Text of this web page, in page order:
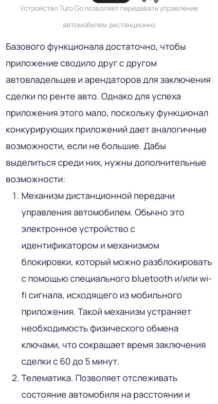
Устройство Turo Go позволяет передавать управление
автомобилем дистанционно
Базового функционала достаточно, чтобы
приложение сводило друг с другом
автовладельцев и арендаторов для заключения
сделки по ренте авто. Однако для успеха
приложения этого мало, поскольку функционал
конкурирующих приложений дает аналогичные
возможности, если не большие. Дабы
выделиться среди них, нужны дополнительные
возможности:
Механизм дистанционной передачи
управления автомобилем. Обычно это
электронное устройство с
идентификатором и механизмом
блокировки, который можно разблокировать
с помощью специального bluetooth и/или wi-
fi сигнала, исходящего из мобильного
приложения. Такой механизм устраняет
необходимость физического обмена
ключами, что сокращает время заключения
сделки с 60 до 5 минут.
Телематика. Позволяет отслеживать
состояние автомобиля на расстоянии и